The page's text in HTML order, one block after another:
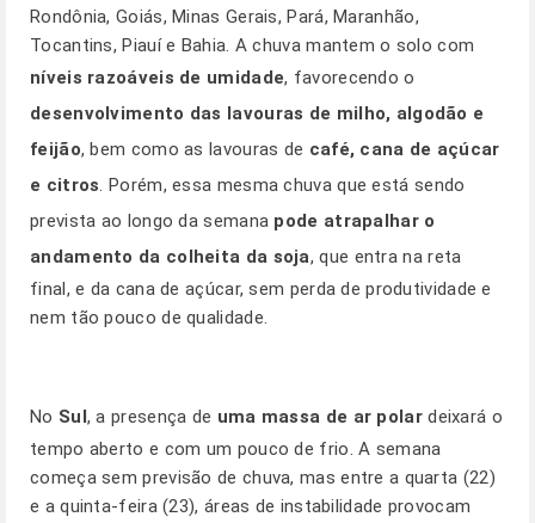
Rondônia, Goiás, Minas Gerais, Pará, Maranhão,
Tocantins, Piauí e Bahia. A chuva mantem o solo com
níveis razoáveis de umidade, favorecendo o
desenvolvimento das lavouras de milho, algodão e
feijão, bem como as lavouras de café, cana de açúcar
e citros. Porém, essa mesma chuva que está sendo
prevista ao longo da semana pode atrapalhar o
andamento da colheita da soja, que entra na reta
final, e da cana de açúcar, sem perda de produtividade e
nem tão pouco de qualidade.
No Sul, a presença de uma massa de ar polardeixará o
tempo aberto e com um pouco de frio. A semana
começa sem previsão de chuva, mas entre a quarta (22)
e a quinta-feira (23), áreas de instabilidade provocam